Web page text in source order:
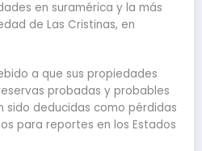
en suramérica y la más
de Las Cristinas, en
a que sus propiedades
probadas y probables
sido deducidas como pérdidas
para reportes en los Estados